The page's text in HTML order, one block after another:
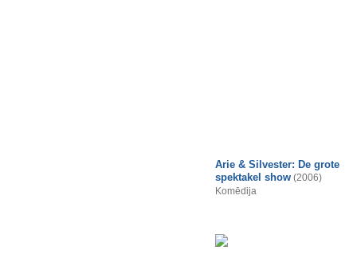
Arie & Silvester: De grote
spektakel show (2006)
Komēdija